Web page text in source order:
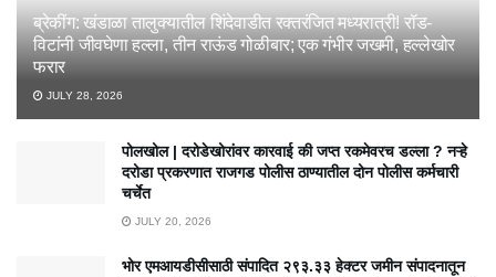
ब्रेकींग: खंडाळा तालुक्यातील शिंदेवाडीत रक्तरंजित मध्यरात्री! रॉड-
विटांनी जीवघेणा हल्ला, तीन राऊंड गोळीबार; एक गंभीर जखमी, हल्लेखोर
फरार
JULY 28, 2026
पोलखोल | दरोडेखोरांवर कारवाई की जप्त रकमेवरच डल्ला ? नऱ्हे
दरोडा प्रकरणात राजगड पोलीस ठाण्यातील दोन पोलीस कर्मचारी
चर्चेत
JULY 20, 2026
भोर एमआयडीसीसाठी संपादित २९३.३३ हेक्टर जमीन संपादनातून